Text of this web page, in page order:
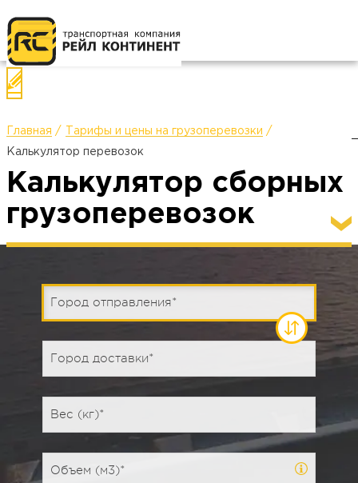
Назад
Главная Тарифы и цены на грузоперевозки
Калькулятор перевозок
Калькулятор сборных
грузоперевозок